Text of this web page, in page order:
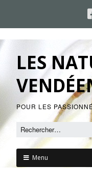
LES
POUR LES
Menu